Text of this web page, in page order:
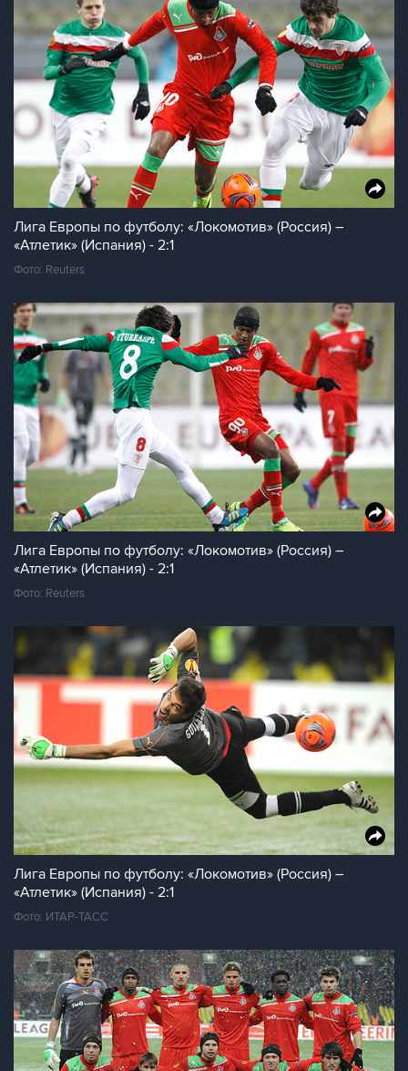
Лига Европы по футболу: «Локомотив» (Россия) –
«Атлетик» (Испания) - 2:1
Фото: Reuters
Лига Европы по футболу: «Локомотив» (Россия) –
«Атлетик» (Испания) - 2:1
Фото: Reuters
Лига Европы по футболу: «Локомотив» (Россия) –
«Атлетик» (Испания) - 2:1
Фото: ИТАР-ТАСС